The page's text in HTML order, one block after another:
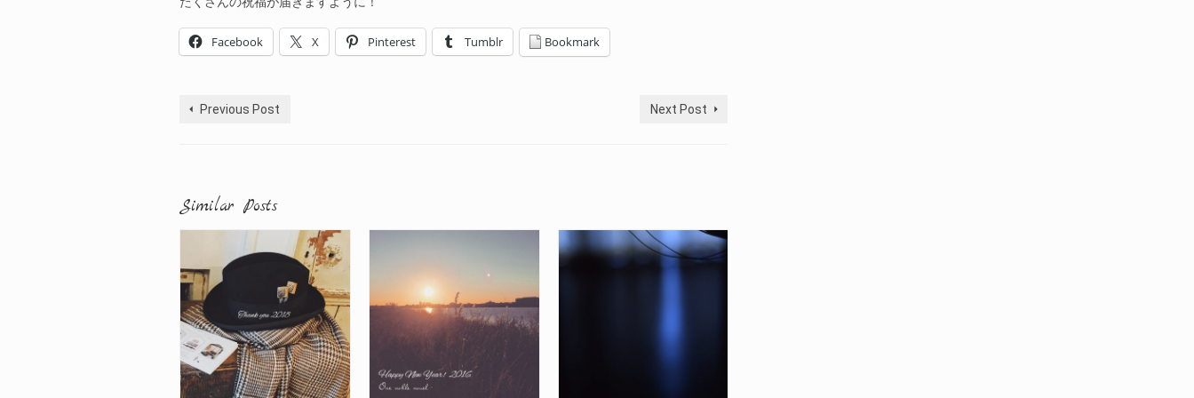
Facebook X Pinterest Tumblr Bookmark
Previous Post Next Post
Similar Posts